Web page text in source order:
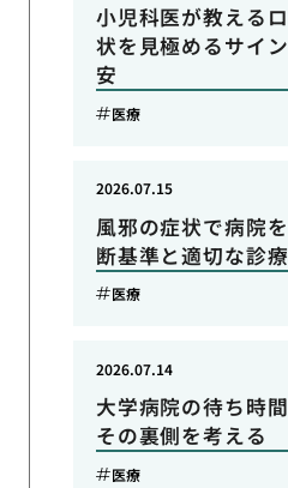
小児科医が教える
状を見極めるサイ
安
医療
風邪の症状で病院
断基準と適切な診
2026.07.15
医療
大学病院の待ち時
その裏側を考える
2026.07.14
医療